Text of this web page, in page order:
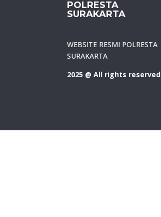
POLRESTA
SURAKARTA
WEBSITE RESMI POLRESTA
SURAKARTA
2025 @ All rights reserved